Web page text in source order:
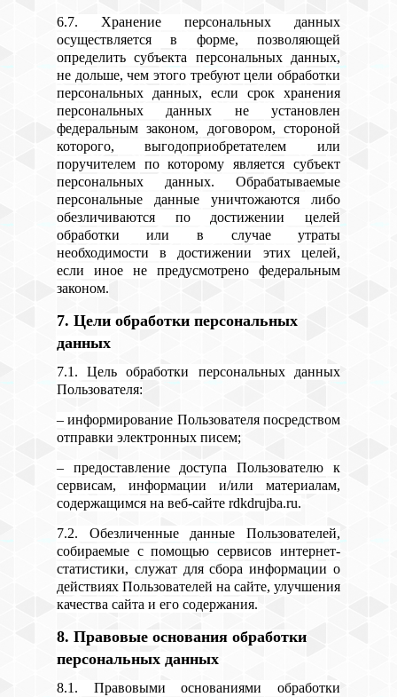
6.7. Хранение персональных данных
осуществляется в форме, позволяющей
определить субъекта персональных данных,
не дольше, чем этого требуют цели обработки
персональных данных, если срок хранения
персональных данных не установлен
федеральным законом, договором, стороной
которого, выгодоприобретателем или
поручителем по которому является субъект
персональных данных. Обрабатываемые
персональные данные уничтожаются либо
обезличиваются по достижении целей
обработки или в случае утраты
необходимости в достижении этих целей,
если иное не предусмотрено федеральным
законом.
7. Цели обработки персональных
данных
7.1. Цель обработки персональных данных
Пользователя:
– информирование Пользователя посредством
отправки электронных писем;
– предоставление доступа Пользователю к
сервисам, информации и/или материалам,
содержащимся на веб-сайте rdkdrujba.ru.
7.2. Обезличенные данные Пользователей,
собираемые с помощью сервисов интернет-
статистики, служат для сбора информации о
действиях Пользователей на сайте, улучшения
качества сайта и его содержания.
8. Правовые основания обработки
персональных данных
8.1. Правовыми основаниями обработки